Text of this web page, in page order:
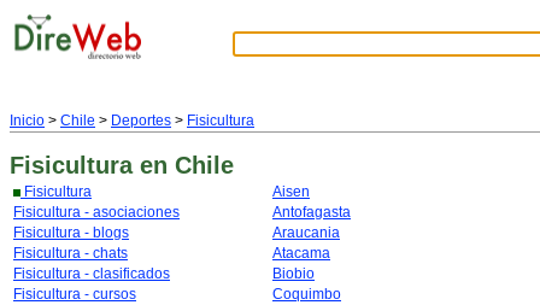
Inicio > Chile > Deportes > Fisicultura
Fisicultura en Chile
Fisicultura
Fisicultura - asociaciones
Fisicultura - blogs
Fisicultura - chats
Fisicultura - clasificados
Fisicultura - cursos
Aisen
Antofagasta
Araucania
Atacama
Biobio
Coquimbo